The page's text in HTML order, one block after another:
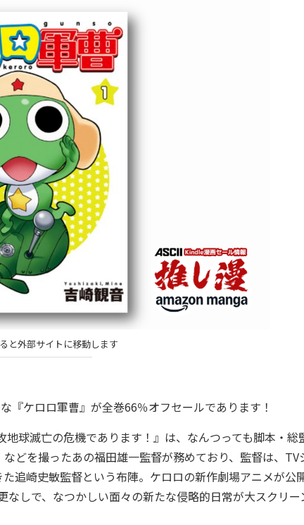
と外部サイトに移動します
ケロロ軍曹』が全巻66％オフセールであります！
球滅亡の危機であります！』は、なんつっても脚本・総
どを撮ったあの福田雄一監督が務めており、監督は、TV
追崎史敏監督という布陣。ケロロの新作劇場アニメが公
しで、なつかしい面々の新たな侵略的日常が大スクリー